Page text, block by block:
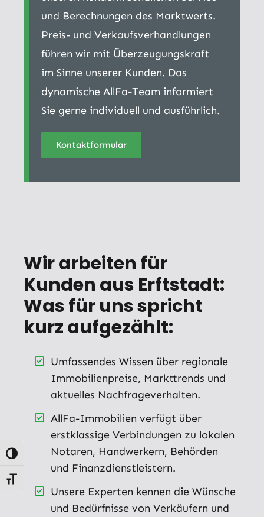
Umschalten auf hohe Kontraste
Schrift vergrößern
und Berechnungen des Marktwerts.
Preis- und Verkaufsverhandlungen
führen wir mit Überzeugungskraft
im Sinne unserer Kunden. Das
dynamische AllFa-Team informiert
Sie gerne individuell und ausführlich.
Kontaktformular
Wir arbeiten für
Kunden aus Erftstadt:
Was für uns spricht
kurz aufgezählt:
Umfassendes Wissen über regionale
Immobilienpreise, Markttrends und
aktuelles Nachfrageverhalten.
AllFa-Immobilien verfügt über
erstklassige Verbindungen zu lokalen
Notaren, Handwerkern, Behörden
und Finanzdienstleistern.
Unsere Experten kennen die Wünsche
und Bedürfnisse von Verkäufern und